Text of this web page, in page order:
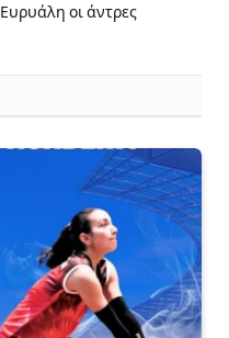
Ευρυάλη οι άντρες